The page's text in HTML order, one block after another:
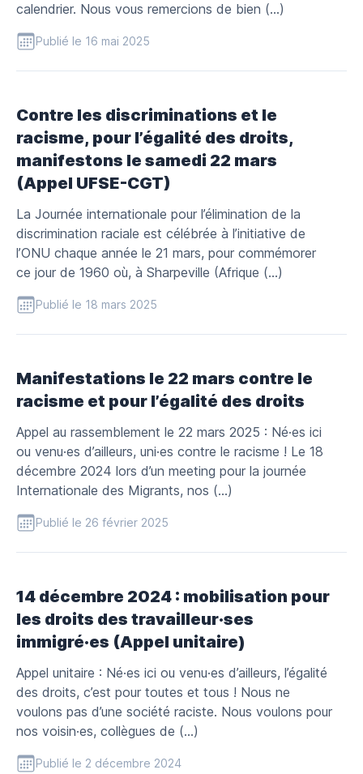
calendrier. Nous vous remercions de bien (…)
Publié le 16 mai 2025
Contre les discriminations et le
racisme, pour l’égalité des droits,
manifestons le samedi 22 mars
(Appel UFSE-CGT)
La Journée internationale pour l’élimination de la
discrimination raciale est célébrée à l’initiative de
l’ONU chaque année le 21 mars, pour commémorer
ce jour de 1960 où, à Sharpeville (Afrique (…)
Publié le 18 mars 2025
Manifestations le 22 mars contre le
racisme et pour l’égalité des droits
Appel au rassemblement le 22 mars 2025 : Né·es ici
ou venu·es d’ailleurs, uni·es contre le racisme ! Le 18
décembre 2024 lors d’un meeting pour la journée
Internationale des Migrants, nos (…)
Publié le 26 février 2025
14 décembre 2024 : mobilisation pour
les droits des travailleur·ses
immigré·es (Appel unitaire)
Appel unitaire : Né·es ici ou venu·es d’ailleurs, l’égalité
des droits, c’est pour toutes et tous ! Nous ne
voulons pas d’une société raciste. Nous voulons pour
nos voisin·es, collègues de (…)
Publié le 2 décembre 2024